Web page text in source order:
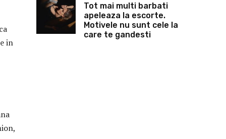
in
Tot mai multi barbati
apeleaza la escorte.
Motivele nu sunt cele la
care te gandesti